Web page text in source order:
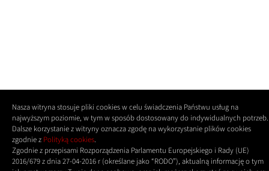
Nasza witryna stosuje pliki cookies w celu świadczenia Państwu usług na
najwyższym poziomie, w tym w sposób dostosowany do indywidualnych potrzeb.
Dalsze korzystanie z witryny oznacza zgodę na wykorzystanie plików cookies
zgodnie z Polityką cookies.
Zgodnie z przepisami Rozporządzenia Parlamentu Europejskiego i Rady (UE)
2016/679 z dnia 27-04-2016 r (określane jako “RODO”), aktualną informację o tym